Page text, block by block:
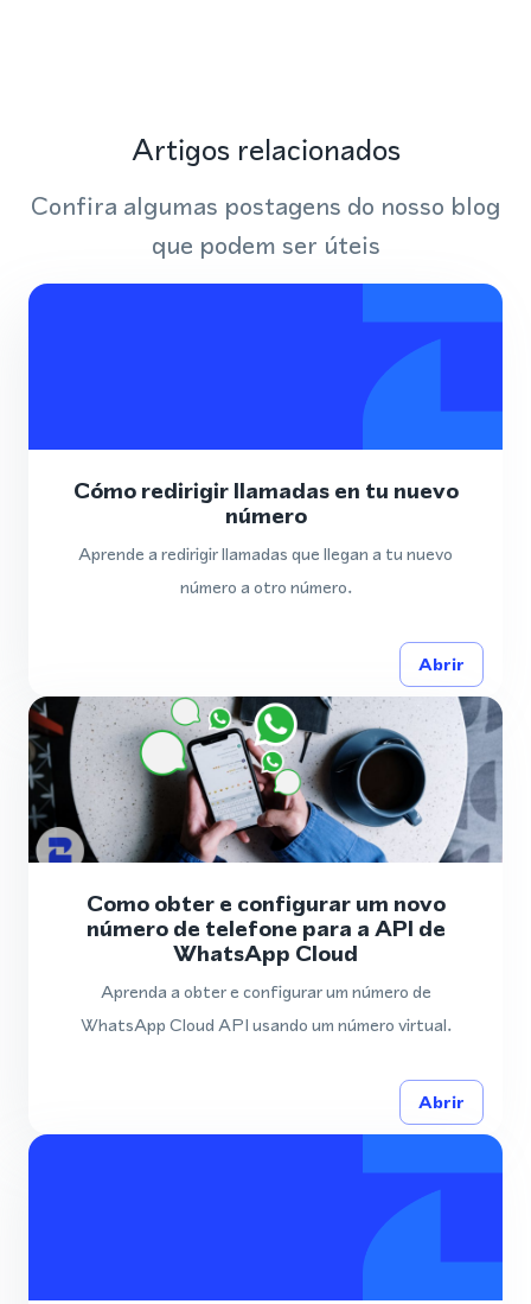
Artigos relacionados
Confira algumas postagens do nosso blog
que podem ser úteis
Cómo redirigir llamadas en tu nuevo
número
Aprende a redirigir llamadas que llegan a tu nuevo
número a otro número.
Abrir
Como obter e configurar um novo
número de telefone para a API de
WhatsApp Cloud
Aprenda a obter e configurar um número de
WhatsApp Cloud API usando um número virtual.
Abrir